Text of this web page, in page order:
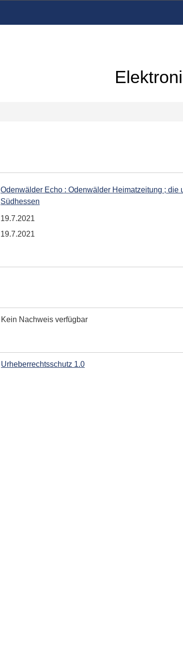
Odenwälder Echo : Odenwälder Heimatzeitung ;
Südhessen
19.7.2021
19.7.2021
Kein Nachweis verfügbar
Urheberrechtsschutz 1.0